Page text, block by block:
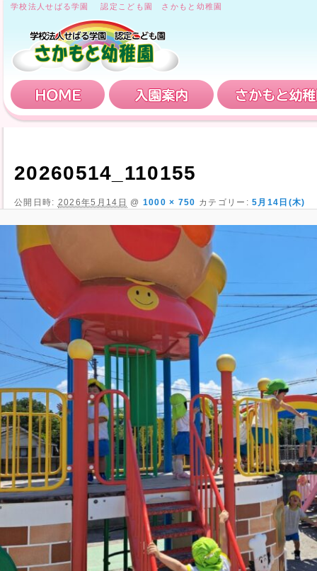
学校法人せばる学園 認定こども園 さかもと幼稚園
HOME 入園案内
20260514_110155
公開日時: 2026年5月14日 @ 1000 × 750 カテゴリー:5月14日(木)